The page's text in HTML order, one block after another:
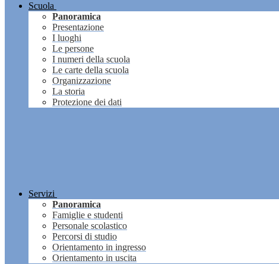
Scuola
Panoramica
Presentazione
I luoghi
Le persone
I numeri della scuola
Le carte della scuola
Organizzazione
La storia
Protezione dei dati
Servizi
Panoramica
Famiglie e studenti
Personale scolastico
Percorsi di studio
Orientamento in ingresso
Orientamento in uscita